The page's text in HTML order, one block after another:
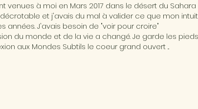
venues à moi en Mars 2017 dans le désert du Sahara
et j'avais du mal à valider ce que mon
années. J'avais besoin de "voir pour croire"
du monde et de la vie a changé. Je garde les
aux Mondes Subtils le coeur grand ouvert ...